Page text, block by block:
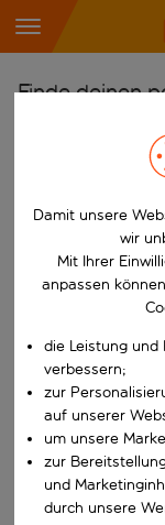
Finde deinen
Beginne mit der
Flughafen
Beginne mit der
Reiseziel
Nach
Wähle ein Ab- und
Wann
Wer
Damit unsere
wir
Mit Ihrer
anpassen
die Leistung
verbessern;
zur
auf unserer
um unsere
zur
und
durch unsere